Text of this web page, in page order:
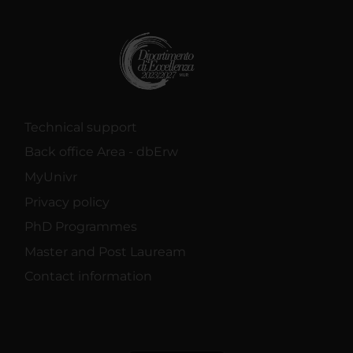
Technical support
Back office Area - dbErw
MyUnivr
Privacy policy
PhD Programmes
Master and Post Lauream
Contact information